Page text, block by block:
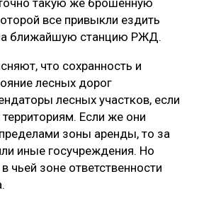
такую же брошенную
все привыкли ездить
ближайшую станцию РЖД.
что сохранность и
лесных дорог
лесных участков, если
территориям. Если же они
зоны аренды, то за
иные госучреждения. Но
чьей зоне ответственности